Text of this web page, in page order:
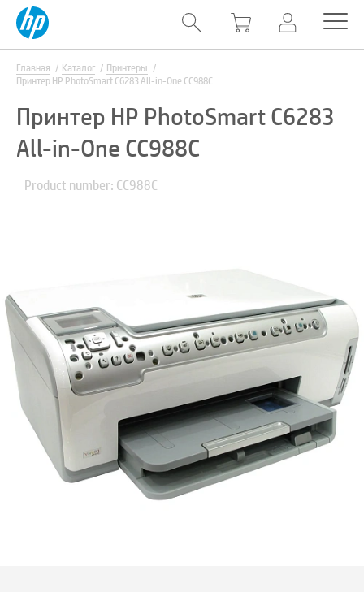
Главная Каталог
Принтеры
Принтер HP PhotoSmart C6283 All-in-One CC988C
Принтер HP PhotoSmart C6283
All-in-One CC988C
Product number: CC988C